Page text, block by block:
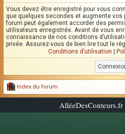
Vous devez être enregistré pour vous
que quelques secondes et augmente vos
forum peut également accorder des
utilisateurs enregistrés. Avant de vous
connaissance de nos conditions
privée. Assurez-vous de bien lire tout le
Conditions d’utilisation
Index du forum